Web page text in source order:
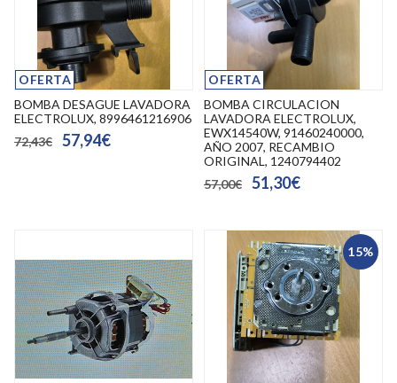
OFERTA
BOMBA DESAGUE LAVADORA
ELECTROLUX, 8996461216906
72,43€
57,94€
OFERTA
BOMBA CIRCULACION
LAVADORA ELECTROLUX,
EWX14540W, 91460240000,
AÑO 2007, RECAMBIO
ORIGINAL, 1240794402
57,00€
51,30€
15%